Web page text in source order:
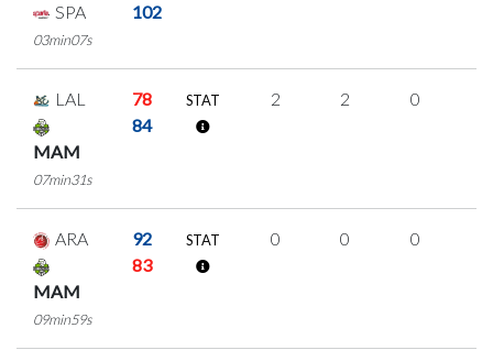
SPA 102
03min07s
LAL 78
MAM
84
07min31s
STAT 2 2 0
ARA 92
MAM
83
09min59s
STAT 0 0 0